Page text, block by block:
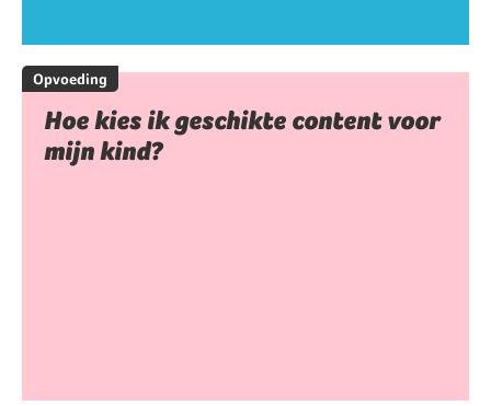
Opvoeding
Hoe kies ik geschikte content voor
mijn kind?